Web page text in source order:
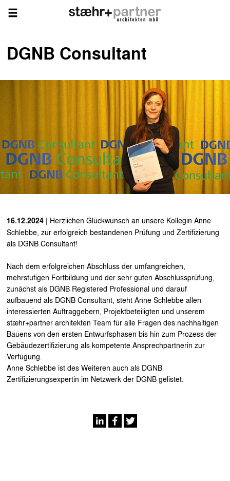
DGNB Consultant
16.12.2024 | Herzlichen Glückwunsch an unsere Kollegin Anne
Schlebbe, zur erfolgreich bestandenen Prüfung und Zertifizierung
als DGNB Consultant!
Nach dem erfolgreichen Abschluss der umfangreichen,
mehrstufigen Fortbildung und der sehr guten Abschlussprüfung,
zunächst als DGNB Registered Professional und darauf
aufbauend als DGNB Consultant, steht Anne Schlebbe allen
interessierten Auftraggebern, Projektbeteiligten und unserem
stæhr+partner architekten Team für alle Fragen des nachhaltigen
Bauens von den ersten Entwurfsphasen bis hin zum Prozess der
Gebäudezertifizierung als kompetente Ansprechpartnerin zur
Verfügung.
Anne Schlebbe ist des Weiteren auch als DGNB
Zertifizierungsexpertin im Netzwerk der DGNB gelistet.